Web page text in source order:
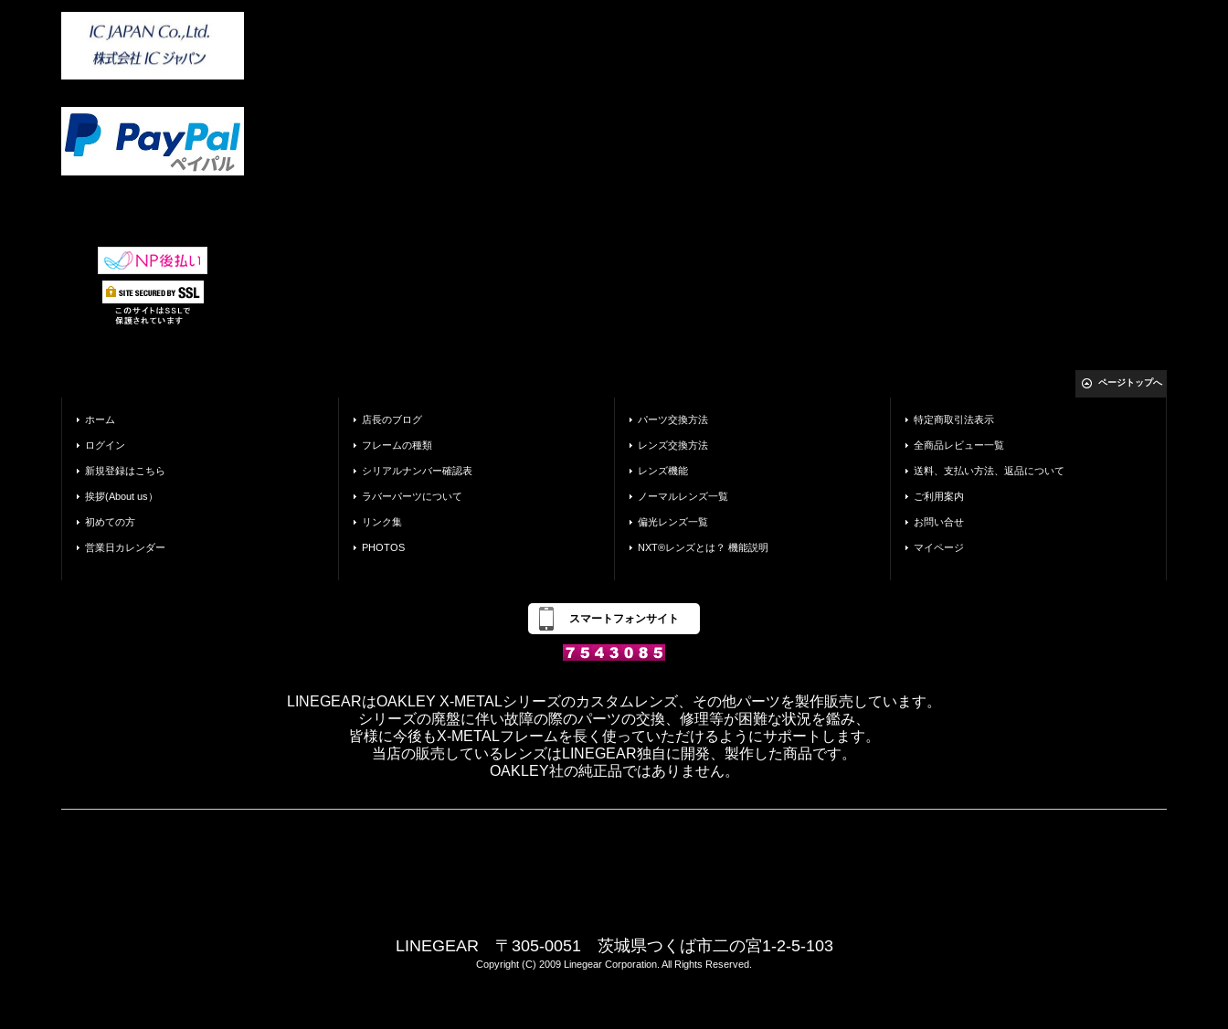
ページトップへ
ホーム
ログイン
新規登録はこちら
挨拶(About us）
初めての方
営業日カレンダー
店長のブログ
フレームの種類
シリアルナンバー確認表
ラバーパーツについて
リンク集
PHOTOS
パーツ交換方法
レンズ交換方法
レンズ機能
ノーマルレンズ一覧
偏光レンズ一覧
NXT®レンズとは？ 機能説明
特定商取引法表示
全商品レビュー一覧
送料、支払い方法、返品について
ご利用案内
お問い合せ
マイページ
スマートフォンサイト
LINEGEARはOAKLEY X-METALシリーズのカスタムレンズ、その他パーツを製作販売しています。
シリーズの廃盤に伴い故障の際のパーツの交換、修理等が困難な状況を鑑み、
皆様に今後もX-METALフレームを長く使っていただけるようにサポートします。
当店の販売しているレンズはLINEGEAR独自に開発、製作した商品です。
OAKLEY社の純正品ではありません。
LINEGEAR 〒305-0051 茨城県つくば市二の宮1-2-5-103
Copyright (C) 2009 Linegear Corporation. All Rights Reserved.